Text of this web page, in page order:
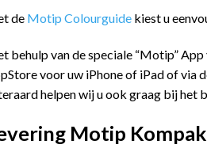
de Motip Colourguide kiest u
behulp van de speciale “Motip”
voor uw iPhone of iPad of via
helpen wij u ook graag bij het
Motip